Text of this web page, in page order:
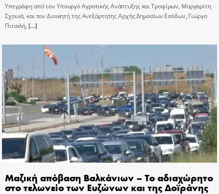
Υπεγράφη από τον Υπουργό Αγροτικής Ανάπτυξης και Τροφίμων, Μαργαρίτη
Σχοινά, και τον Διοικητή της Ανεξάρτητης Αρχής Δημοσίων Εσόδων, Γιώργο
Πιτσιλή, […]
Μαζική απόβαση Βαλκάνιων – Το αδιαχώρητο
στο τελωνείο των Ευζώνων και της Δοϊράνης